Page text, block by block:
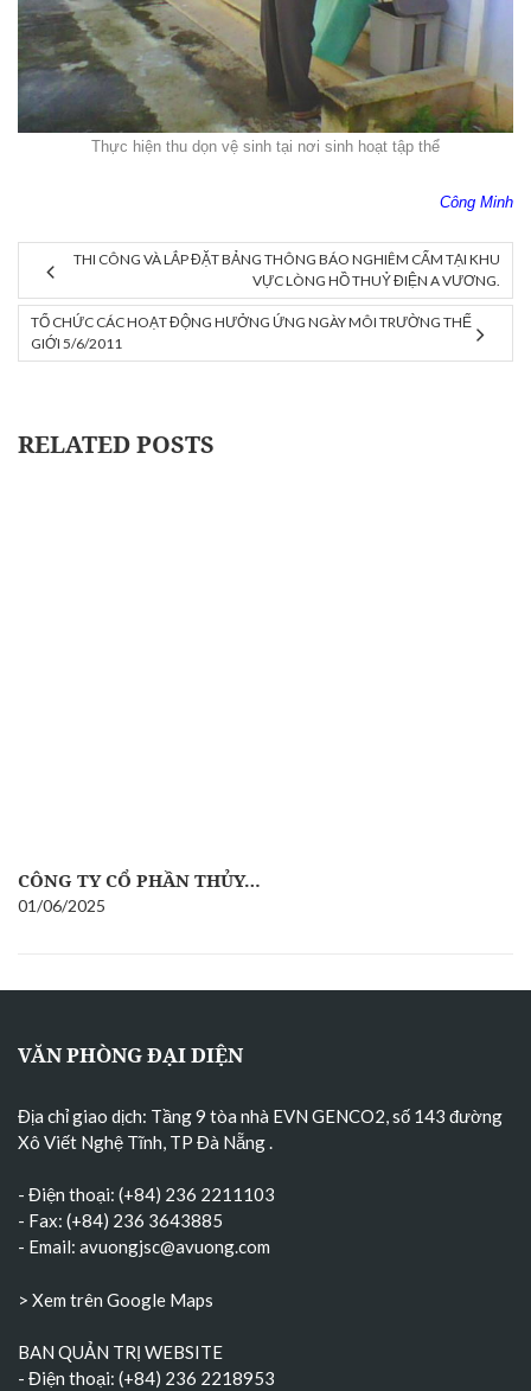
Thực hiện thu dọn vệ sinh tại nơi sinh hoạt tập thể
Công Minh
THI CÔNG VÀ LẮP ĐẶT BẢNG THÔNG BÁO NGHIÊM CẤM TẠI KHU
VỰC LÒNG HỒ THUỶ ĐIỆN A VƯƠNG.
TỔ CHỨC CÁC HOẠT ĐỘNG HƯỞNG ỨNG NGÀY MÔI TRƯỜNG THẾ
GIỚI 5/6/2011
RELATED POSTS
CÔNG TY CỔ PHẦN THỦY…
01/06/2025
VĂN PHÒNG ĐẠI DIỆN
Địa chỉ giao dịch: Tầng 9 tòa nhà EVN GENCO2, số 143 đường
Xô Viết Nghệ Tĩnh, TP Đà Nẵng
- Điện thoại: (+84) 236 2211103
- Fax: (+84) 236 3643885
- Email: avuongjsc@avuong.com
> Xem trên Google Maps
BAN QUẢN TRỊ WEBSITE
- Điện thoại: (+84) 236 2218953